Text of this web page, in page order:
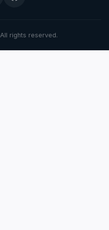
rights reserved.